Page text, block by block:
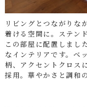
リビングとつながりな
着ける空間に。ステン
この部屋に配置しまし
なインテリアです。ベ
柄、アクセントクロス
採用。華やかさと調和